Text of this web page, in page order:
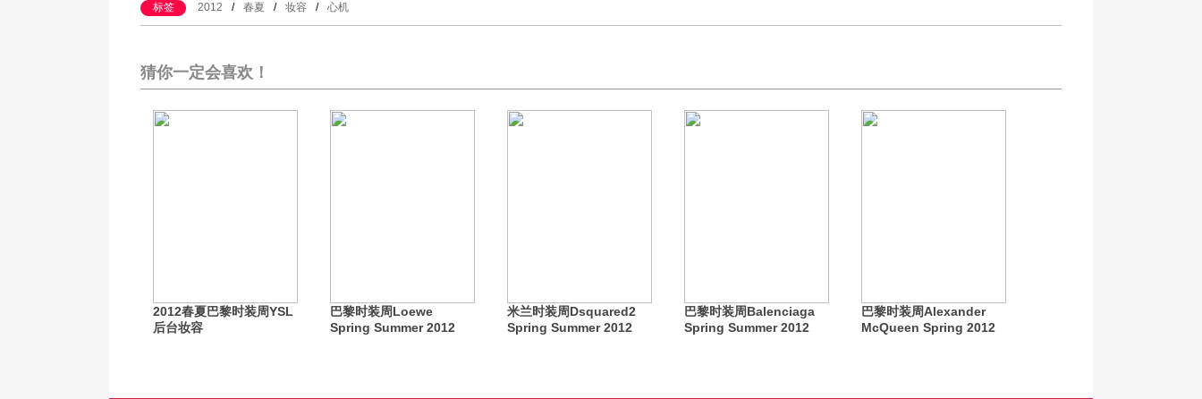
标签 2012 / 春夏 / 妆容 / 心机
猜你一定会喜欢！
2012春夏巴黎时装周YSL
后台妆容
巴黎时装周Loewe
Spring Summer 2012
米兰时装周Dsquared2
Spring Summer 2012
巴黎时装周Balenciaga
Spring Summer 2012
巴黎时装周Alexander
McQueen Spring 2012